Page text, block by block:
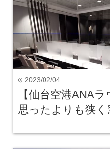
time 2023/02/04
【仙台空港ANA
思ったよりも狭く